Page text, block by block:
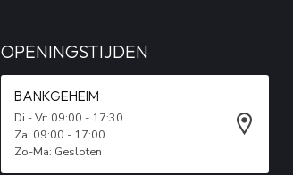
OPENINGSTIJDEN
BANKGEHEIM
Di - Vr: 09:00 - 17:30
Za: 09:00 - 17:00
Zo-Ma: Gesloten